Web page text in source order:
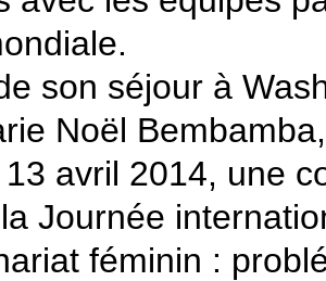
son séjour à
Noël
avril 2014, une
Journée
féminin :